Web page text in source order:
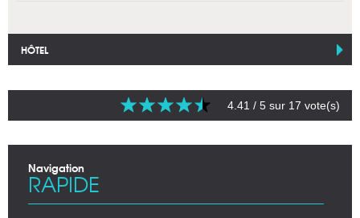
HÔTEL
4.41 / 5 sur 17 vote(s)
Navigation
RAPIDE